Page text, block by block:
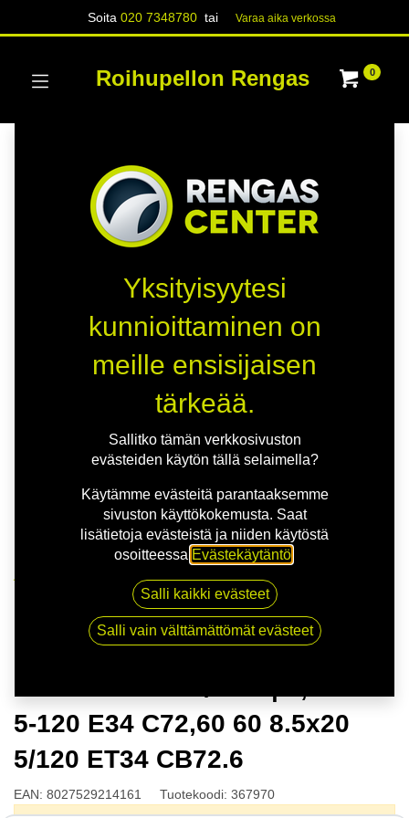
Soita020 7348780 tai Varaa aika verk​​​​ossa
Roihupellon Rengas 0
MSW 75 M.GUN/POL | 8,5X20 5-120 E34 C72,60 60
8.5x20 5/120 ET34 CB72.6
5-120 E34 C72,60 60 8.5x20
5/120 ET34 CB72.6
EAN: 8027529214161 Tuotekoodi: 367970
Yksityisyytesi
kunnioittaminen on
meille ensisijaisen
tärkeää.
Sallitko tämän verkkosivuston
evästeiden käytön tällä selaimella?
Käytämme evästeitä parantaaksemme
sivuston käyttökokemusta. Saat
lisätietoja evästeistä ja niiden käytöstä
osoitteessa Evästekäytäntö
Salli kaikki evästeet
Salli vain välttämättömät evästeet